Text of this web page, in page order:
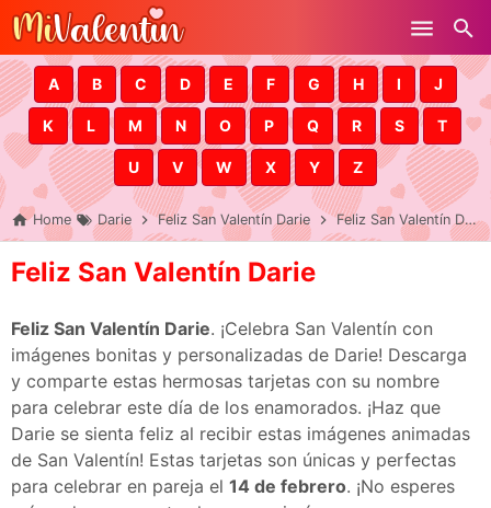
Skip to main content
A B C D E F G H I J
K L M N O P Q R S T
U V W X Y Z
Home Darie Feliz San Valentín Darie Feliz San Valentín Darie
Feliz San Valentín Darie
Feliz San Valentín Darie. ¡Celebra San Valentín con
imágenes bonitas y personalizadas de Darie! Descarga
y comparte estas hermosas tarjetas con su nombre
para celebrar este día de los enamorados. ¡Haz que
Darie se sienta feliz al recibir estas imágenes animadas
de San Valentín! Estas tarjetas son únicas y perfectas
para celebrar en pareja el 14 de febrero. ¡No esperes